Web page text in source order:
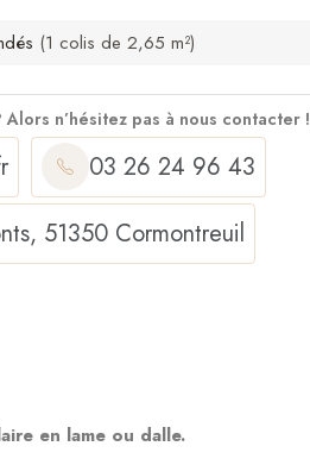
(1 colis de 2,65 m²)
Alors n’hésitez pas à nous contacter !
03 26 24 96 43
51350 Cormontreuil
en lame ou dalle.